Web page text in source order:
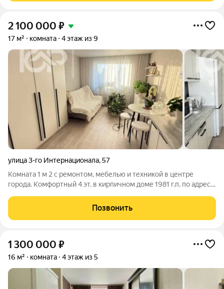
2 100 000 ₽
17 м² комната 4 этаж из 9
улица 3-го Интернационала,57
Комната 1 м 2 с ремонтом, мебелью и техникой в центре
города. Комфортный 4 эт. в кирпичном доме 1981 г.п. по адресу:
благоустроенная территория вокруг дома с закрытым въездом
для машин. Остановка в
Позвонить
1 300 000 ₽
16 м² комната 4 этаж из 5